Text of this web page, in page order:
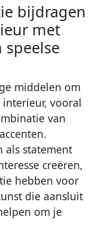
bijdragen
met
middelen om
vooral
van
als statement
creëren,
hebben voor
die aansluit
om je